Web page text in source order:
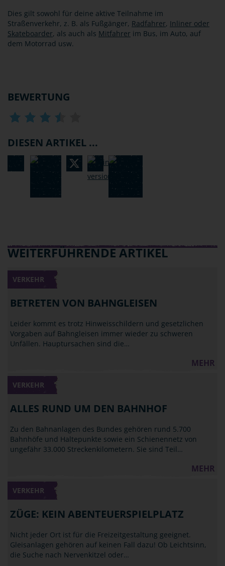
Dies gilt sowohl für deine aktive Teilnahme im
Straßenverkehr, z. B. als Fußgänger, Radfahrer, Inliner oder
Skateboarder, als auch als Mitfahrer im Bus, im Auto, auf
dem Motorrad usw.
BEWERTUNG
DIESEN ARTIKEL ...
WEITERFÜHRENDE ARTIKEL
VERKEHR
BETRETEN VON BAHNGLEISEN
Leider kommt es trotz Hinweisschildern und gesetzlichen
Vorgaben auf Bahngleisen immer wieder zu schweren
Unfällen. Hauptursachen sind die…
MEHR
VERKEHR
ALLES RUND UM DEN BAHNHOF
Zu den Bahnanlagen des Bundes gehören rund 5.700
Bahnhöfe und Haltepunkte sowie ein Schienennetz von
ungefähr 33.000 Streckenkilometern. Sie sind Teil…
MEHR
VERKEHR
ZÜGE: KEIN ABENTEUERSPIELPLATZ
Nicht jeder Ort ist für die Freizeitgestaltung geeignet.
Gleisanlagen gehören auf keinen Fall dazu! Ob Leichtsinn,
die Suche nach Nervenkitzel oder…